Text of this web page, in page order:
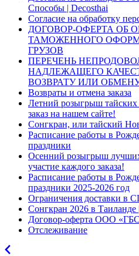
Способы | Decosthai
Согласие на обработку
ДОГОВОР-ОФЕРТА ОБ
ТАМОЖЕННОГО
ГРУЗОВ
ПЕРЕЧЕНЬ
НАДЛЕЖАЩЕГО
ВОЗВРАТУ ИЛИ
Возвраты и отмена заказа
Летний розыгрыш тайских
заказ на нашем сайте!
Сонгкран, или тайский
Расписание работы в
праздники
Осенний розыгрыш
участие каждого заказа!
Расписание работы в
праздники 2025-2026 год
Ограничения доставки в
Сонгкран 2026 в Таиланде
Договор-оферта ООО
Отслеживание